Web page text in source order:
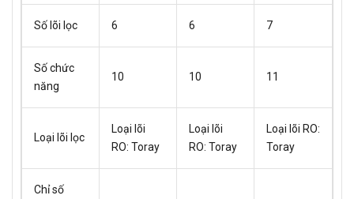
Số lõi lọc 6 6 7
Số chức
năng
10 10 11
Loại lõi lọc
Loại lõi
RO: Toray
Loại lõi
RO: Toray
Loại lõi RO:
Toray
Chỉ số